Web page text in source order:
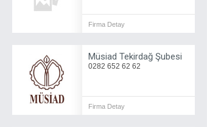
Firma Detay
Müsiad Tekirdağ Şubesi
0282 652 62 62
Firma Detay